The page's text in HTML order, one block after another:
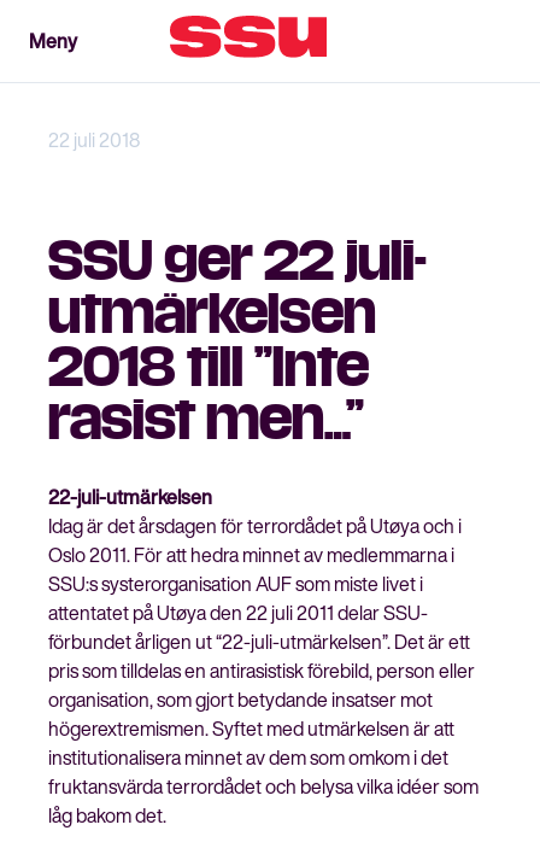
Stäng
Bli medlem
MenyMeny
22 juli 2018
SSU ger 22 juli-
utmärkelsen
2018 till ”Inte
rasist men…”
22-juli-utmärkelsen
Idag är det årsdagen för terrordådet på Utøya och i
Oslo 2011. För att hedra minnet av medlemmarna i
SSU:s systerorganisation AUF som miste livet i
attentatet på Utøya den 22 juli 2011 delar SSU-
förbundet årligen ut “22-juli-utmärkelsen”. Det är ett
pris som tilldelas en antirasistisk förebild, person eller
organisation, som gjort betydande insatser mot
högerextremismen. Syftet med utmärkelsen är att
institutionalisera minnet av dem som omkom i det
fruktansvärda terrordådet och belysa vilka idéer som
låg bakom det.